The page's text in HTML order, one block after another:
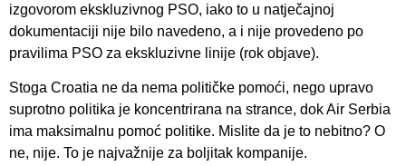
izgovorom ekskluzivnog PSO, iako to u natječajnoj
dokumentaciji nije bilo navedeno, a i nije provedeno po
pravilima PSO za ekskluzivne linije (rok objave).
Stoga Croatia ne da nema političke pomoći, nego upravo
suprotno politika je koncentrirana na strance, dok Air Serbia
ima maksimalnu pomoć politike. Mislite da je to nebitno? O
ne, nije. To je najvažnije za boljitak kompanije.